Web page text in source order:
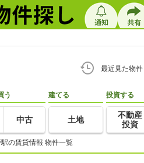
最近見た物件
う
中古
建てる
土地
投資する
不動産
投資
の賃貸情報 物件一覧